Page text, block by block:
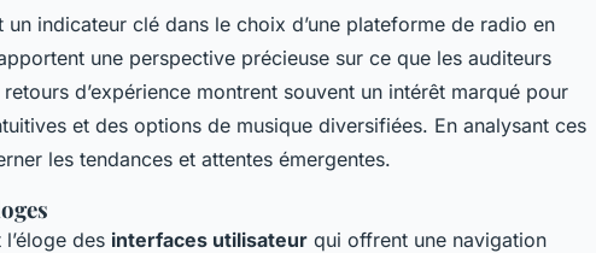
un indicateur clé dans le choix d’une plateforme de radio en
une perspective précieuse sur ce que les auditeurs
d’expérience montrent souvent un intérêt marqué pour
et des options de musique diversifiées. En analysant ces
les tendances et attentes émergentes.
des interfaces utilisateur qui offrent une navigation